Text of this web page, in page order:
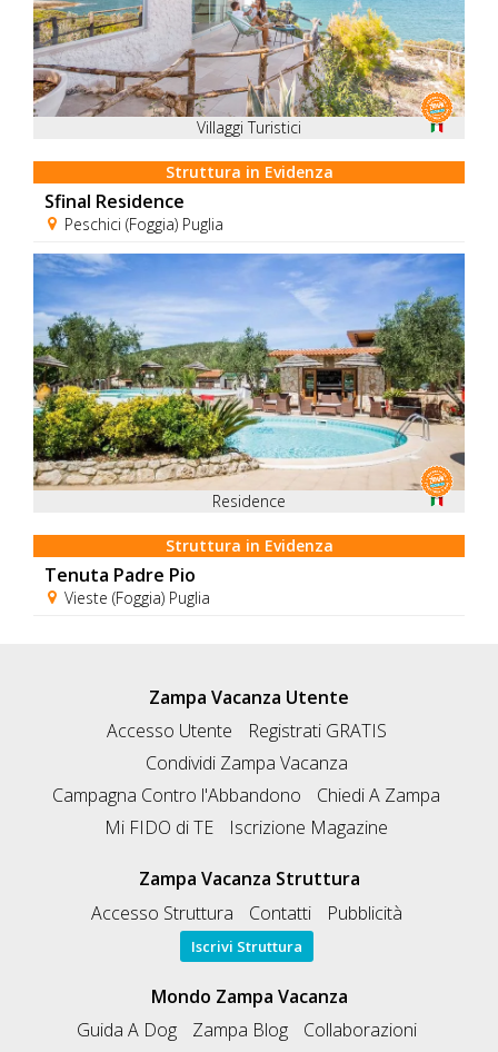
Villaggi Turistici
Struttura in Evidenza
Sfinal Residence
Peschici (Foggia) Puglia
Residence
Struttura in Evidenza
Tenuta Padre Pio
Vieste (Foggia) Puglia
Zampa Vacanza Utente
Accesso Utente
Registrati GRATIS
Condividi Zampa Vacanza
Campagna Contro l'Abbandono
Chiedi A Zampa
Mi FIDO di TE
Iscrizione Magazine
Zampa Vacanza Struttura
Accesso Struttura
Contatti Pubblicità
Iscrivi Struttura
Mondo Zampa Vacanza
Guida A Dog
Zampa Blog
Collaborazioni